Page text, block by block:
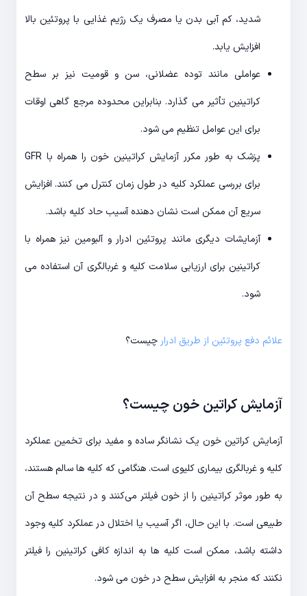
شدید، کم آبی بدن یا مصرف یک رژیم غذایی با پروتئین بالا
افزایش یابد.
عواملی مانند توده عضلانی، سن و قومیت نیز بر سطح
کراتینین تأثیر می گذارد. بنابراین محدوده مرجع گاهی اوقات
برای این عوامل تنظیم می شود.
پزشک به طور مکرر آزمایش کراتینین خون را همراه با GFR
برای بررسی عملکرد کلیه در طول زمان کنترل می کنند. افزایش
سریع آن ممکن است نشان دهنده آسیب حاد کلیه باشد.
آزمایشات دیگری مانند پروتئین ادرار و آلبومین نیز همراه با
کراتینین برای ارزیابی سلامت کلیه و غربالگری آن استفاده می
شود.
علائم دفع پروتئین از طریق ادرار چیست؟
آزمایش کراتین خون چیست؟
آزمایش کراتین خون یک نشانگر ساده و مفید برای تخمین عملکرد
کلیه و غربالگری بیماری کلیوی است. هنگامی که کلیه ها سالم هستند،
به طور موثر کراتینین را از خون فیلتر می‌کنند و در نتیجه سطح آن
طبیعی است. با این حال، اگر آسیب یا اختلال در عملکرد کلیه وجود
داشته باشد، ممکن است کلیه ها به اندازه کافی کراتینین را فیلتر
نکنند که منجر به افزایش سطح در خون می شود.